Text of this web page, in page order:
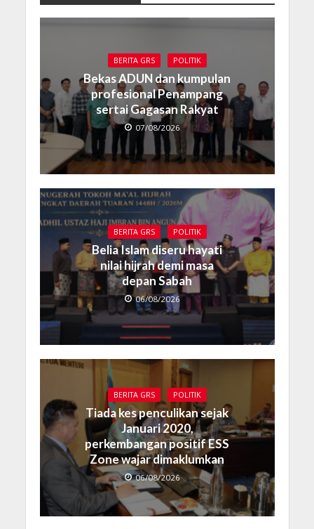
BERITA GRS POLITIK
Bekas ADUN dan kumpulan
profesional Penampang
sertai Gagasan Rakyat
07/08/2026
BERITA GRS POLITIK
Belia Islam diseru hayati
nilai hijrah demi masa
depan Sabah
06/08/2026
BERITA GRS POLITIK
Tiada kes penculikan sejak
Januari 2020,
perkembangan positif ESS
Zone wajar dimaklumkan
06/08/2026